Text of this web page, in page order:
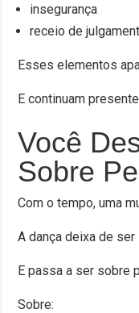
insegurança
receio de
Esses elementos
E continuam
Você
Sobre
Com o tempo, uma
A dança deixa de
E passa a ser sobre
Sobre: